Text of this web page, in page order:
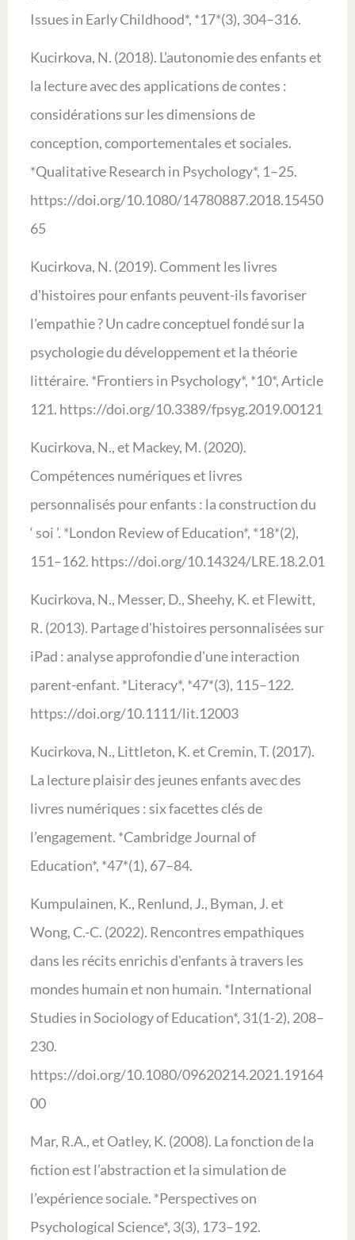
Issues in Early Childhood*, *17*(3), 304–316.
Kucirkova, N. (2018). L’autonomie des enfants et
la lecture avec des applications de contes :
considérations sur les dimensions de
conception, comportementales et sociales.
*Qualitative Research in Psychology*, 1–25.
https://doi.org/10.1080/14780887.2018.15450
65
Kucirkova, N. (2019). Comment les livres
d'histoires pour enfants peuvent-ils favoriser
l'empathie ? Un cadre conceptuel fondé sur la
psychologie du développement et la théorie
littéraire. *Frontiers in Psychology*, *10*, Article
121. https://doi.org/10.3389/fpsyg.2019.00121
Kucirkova, N., et Mackey, M. (2020).
Compétences numériques et livres
personnalisés pour enfants : la construction du
‘ soi ’. *London Review of Education*, *18*(2),
151–162. https://doi.org/10.14324/LRE.18.2.01
Kucirkova, N., Messer, D., Sheehy, K. et Flewitt,
R. (2013). Partage d'histoires personnalisées sur
iPad : analyse approfondie d'une interaction
parent-enfant. *Literacy*, *47*(3), 115–122.
https://doi.org/10.1111/lit.12003
Kucirkova, N., Littleton, K. et Cremin, T. (2017).
La lecture plaisir des jeunes enfants avec des
livres numériques : six facettes clés de
l’engagement. *Cambridge Journal of
Education*, *47*(1), 67–84.
Kumpulainen, K., Renlund, J., Byman, J. et
Wong, C.-C. (2022). Rencontres empathiques
dans les récits enrichis d'enfants à travers les
mondes humain et non humain. *International
Studies in Sociology of Education*, 31(1-2), 208–
230.
https://doi.org/10.1080/09620214.2021.19164
00
Mar, R.A., et Oatley, K. (2008). La fonction de la
fiction est l’abstraction et la simulation de
l’expérience sociale. *Perspectives on
Psychological Science*, 3(3), 173–192.